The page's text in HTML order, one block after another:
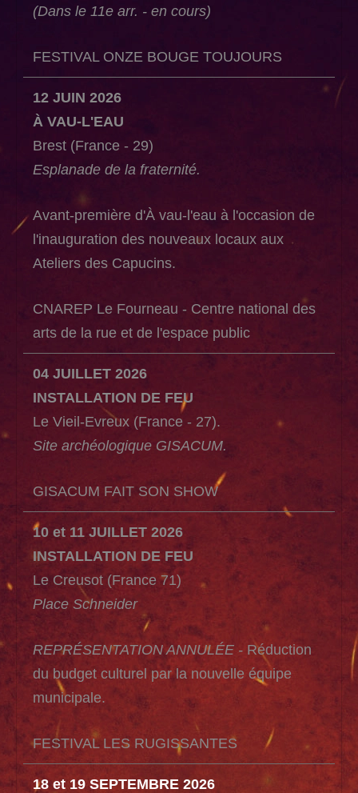
(Dans le 11e arr. - en cours)
FESTIVAL ONZE BOUGE TOUJOURS
12 JUIN 2026
À VAU-L'EAU
Brest (France - 29)
Esplanade de la fraternité.
Avant-première d'À vau-l'eau à l'occasion de
l'inauguration des nouveaux locaux aux
Ateliers des Capucins.
CNAREP Le Fourneau - Centre national des
arts de la rue et de l'espace public
04 JUILLET 2026
INSTALLATION DE FEU
Le Vieil-Evreux (France - 27).
Site archéologique GISACUM.
GISACUM FAIT SON SHOW
10 et 11 JUILLET 2026
INSTALLATION DE FEU
Le Creusot (France 71)
Place Schneider
REPRÉSENTATION ANNULÉE - Réduction
du budget culturel par la nouvelle équipe
municipale.
FESTIVAL LES RUGISSANTES
18et 19 SEPTEMBRE 2026